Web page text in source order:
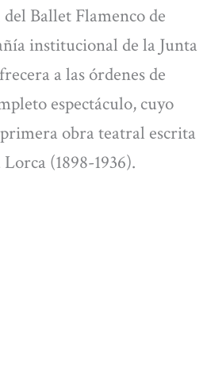
del Ballet Flamenco de
institucional de la Junta
a las órdenes de
espectáculo, cuyo
obra teatral escrita
(1898-1936).